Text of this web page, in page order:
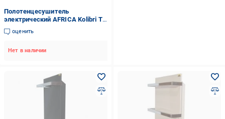
Полотенцесушитель
электрический AFRICA Kolibri T1
beige 250 Вт. керамический с
регулятором мощности
оценить
Нет в наличии